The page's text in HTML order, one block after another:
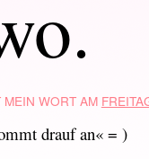
MEIN WORT AM
drauf an« = )